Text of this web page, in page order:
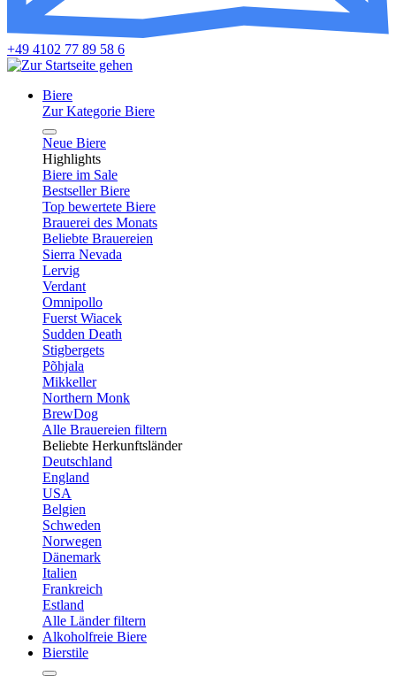
+49 4102 77 89 58 6
Biere
Zur Kategorie Biere
Neue Biere
Highlights
Biere im Sale
Bestseller Biere
Top bewertete Biere
Brauerei des Monats
Beliebte Brauereien
Sierra Nevada
Lervig
Verdant
Omnipollo
Fuerst Wiacek
Sudden Death
Stigbergets
Põhjala
Mikkeller
Northern Monk
BrewDog
Alle Brauereien filtern
Beliebte Herkunftsländer
Deutschland
England
USA
Belgien
Schweden
Norwegen
Dänemark
Italien
Frankreich
Estland
Alle Länder filtern
Alkoholfreie Biere
Bierstile